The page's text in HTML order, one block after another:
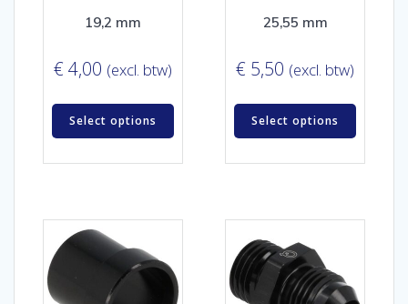
19,2 mm
€ 4,00 (excl. btw)
Select options
25,55 mm
€ 5,50 (excl. btw)
Select options